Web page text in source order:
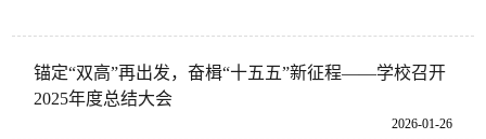
锚定“双高”再出发，奋楫“十五五”新征程——学校召开
2025年度总结大会
2026-01-26